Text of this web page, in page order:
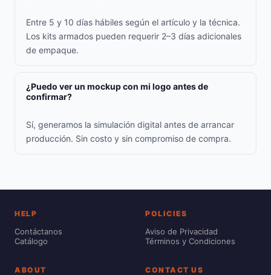
Entre 5 y 10 días hábiles según el artículo y la técnica.
Los kits armados pueden requerir 2–3 días adicionales
de empaque.
¿Puedo ver un mockup con mi logo antes de
confirmar?
Sí, generamos la simulación digital antes de arrancar
producción. Sin costo y sin compromiso de compra.
HELP
Contáctanos
Catálogo
POLICIES
Aviso de Privacidad
Términos y Condiciones
ABOUT CONTACT US